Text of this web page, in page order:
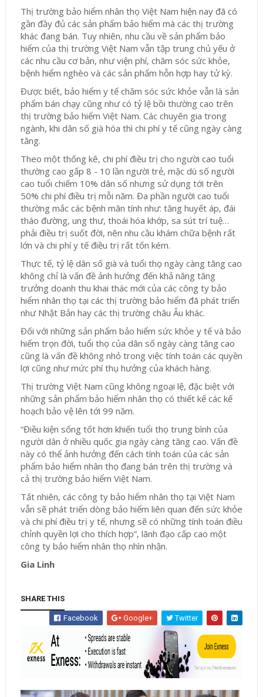
Thị trường bảo hiểm nhân thọ Việt Nam hiện nay đã có
gần đầy đủ các sản phẩm bảo hiểm mà các thị trường
khác đang bán. Tuy nhiên, nhu cầu về sản phẩm bảo
hiểm của thị trường Việt Nam vẫn tập trung chủ yếu ở
các nhu cầu cơ bản, như viện phí, chăm sóc sức khỏe,
bệnh hiểm nghèo và các sản phẩm hỗn hợp hay tử kỳ.
Được biết, bảo hiểm y tế chăm sóc sức khỏe vẫn là sản
phẩm bán chạy cũng như có tỷ lệ bồi thường cao trên
thị trường bảo hiểm Việt Nam. Các chuyên gia trong
ngành, khi dân số già hóa thì chi phí y tế cũng ngày càng
tăng.
Theo một thống kê, chi phí điều trị cho người cao tuổi
thường cao gấp 8 - 10 lần người trẻ, mặc dù số người
cao tuổi chiếm 10% dân số nhưng sử dụng tới trên
50% chi phí điều trị mỗi năm. Đa phần người cao tuổi
thường mắc các bệnh mãn tính như: tăng huyết áp, đái
tháo đường, ung thư, thoái hóa khớp, sa sút trí tuệ…
phải điều trị suốt đời, nên nhu cầu khám chữa bệnh rất
lớn và chi phí y tế điều trị rất tốn kém.
Thực tế, tỷ lệ dân số già và tuổi thọ ngày càng tăng cao
không chỉ là vấn đề ảnh hưởng đến khả năng tăng
trưởng doanh thu khai thác mới của các công ty bảo
hiểm nhân thọ tại các thị trường bảo hiểm đã phát triển
như Nhật Bản hay các thị trường châu Âu khác.
Đối với những sản phẩm bảo hiểm sức khỏe y tế và bảo
hiểm trọn đời, tuổi thọ của dân số ngày càng tăng cao
cũng là vấn đề không nhỏ trong việc tính toán các quyền
lợi cũng như mức phí thụ hưởng của khách hàng.
Thị trường Việt Nam cũng không ngoại lệ, đặc biệt với
những sản phẩm bảo hiểm nhân thọ có thiết kế các kế
hoạch bảo vệ lên tới 99 năm.
“Điều kiện sống tốt hơn khiến tuổi thọ trung bình của
người dân ở nhiều quốc gia ngày càng tăng cao. Vấn đề
này có thể ảnh hưởng đến cách tính toán của các sản
phẩm bảo hiểm nhân thọ đang bán trên thị trường và
cả thị trường bảo hiểm Việt Nam.
Tất nhiên, các công ty bảo hiểm nhân thọ tại Việt Nam
vẫn sẽ phát triển dòng bảo hiểm liên quan đến sức khỏe
và chi phí điều trị y tế, nhưng sẽ có những tính toán điều
chỉnh quyền lợi cho thích hợp”, lãnh đạo cấp cao một
công ty bảo hiểm nhân thọ nhìn nhận.
Gia Linh
SHARE THIS
Facebook Google+ Twitter